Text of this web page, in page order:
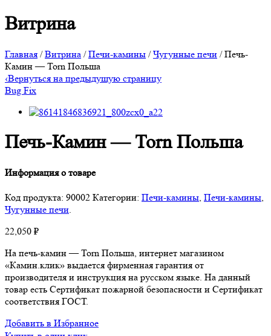
Витрина
Главная /Витрина /Печи-камины /Чугунные печи / Печь-
Камин — Torn Польша
‹Вернуться на предыдущую страницу
Bug Fix
Печь-Камин — Torn Польша
Информация о товаре
Код продукта: 90002 Категории: Печи-камины, Печи-камины,
Чугунные печи.
22,050 ₽
На печь-камин — Torn Польша, интернет магазином
«Камин.клик» выдается фирменная гарантия от
производителя и инструкция на русском языке. На данный
товар есть Сертификат пожарной безопасности и Сертификат
соответствия ГОСТ.
Добавить в Избранное